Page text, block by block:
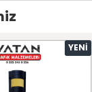
YENI